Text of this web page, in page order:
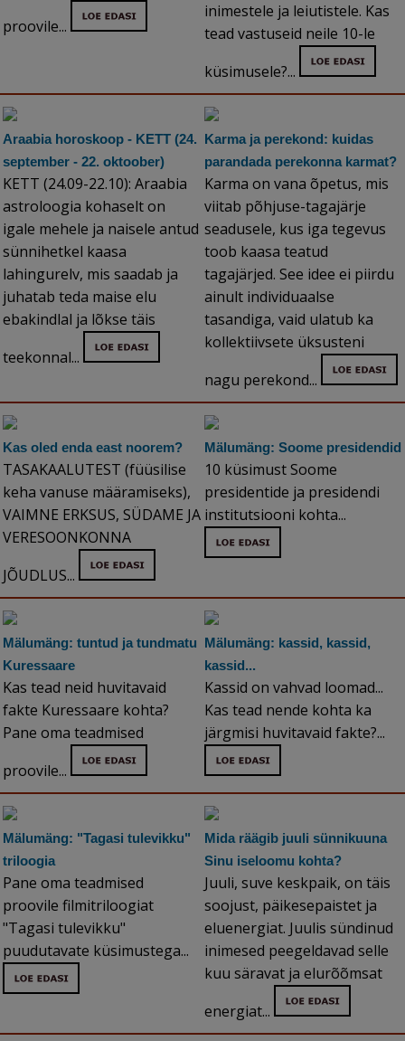
proovile...
inimestele ja leiutistele. Kas
tead vastuseid neile 10-le
küsimusele?...
Araabia horoskoop - KETT (24.
september - 22. oktoober)
KETT (24.09-22.10): Araabia
astroloogia kohaselt on
igale mehele ja naisele antud
sünnihetkel kaasa
lahingurelv, mis saadab ja
juhatab teda maise elu
ebakindlal ja lõkse täis
teekonnal...
Karma ja perekond: kuidas
parandada perekonna karmat?
Karma on vana õpetus, mis
viitab põhjuse-tagajärje
seadusele, kus iga tegevus
toob kaasa teatud
tagajärjed. See idee ei piirdu
ainult individuaalse
tasandiga, vaid ulatub ka
kollektiivsete üksusteni
nagu perekond...
Kas oled enda east noorem?
TASAKAALUTEST (füüsilise
keha vanuse määramiseks),
VAIMNE ERKSUS, SÜDAME JA
VERESOONKONNA
JÕUDLUS...
Mälumäng: Soome presidendid
10 küsimust Soome
presidentide ja presidendi
institutsiooni kohta...
Mälumäng: tuntud ja tundmatu
Kuressaare
Kas tead neid huvitavaid
fakte Kuressaare kohta?
Pane oma teadmised
proovile...
Mälumäng: kassid, kassid,
kassid...
Kassid on vahvad loomad...
Kas tead nende kohta ka
järgmisi huvitavaid fakte?...
Mälumäng: "Tagasi tulevikku"
triloogia
Pane oma teadmised
proovile filmitriloogiat
"Tagasi tulevikku"
puudutavate küsimustega...
Mida räägib juuli sünnikuuna
Sinu iseloomu kohta?
Juuli, suve keskpaik, on täis
soojust, päikesepaistet ja
eluenergiat. Juulis sündinud
inimesed peegeldavad selle
kuu säravat ja elurõõmsat
energiat...